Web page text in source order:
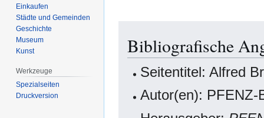
Navigation
springen
Suche
springen
Bibliografische
Seitentitel: Alfred
Autor(en): PFENZ-
Einkaufen
Städte und Gemeinden
Geschichte
Museum
Kunst
Werkzeuge
Spezialseiten
Druckversion